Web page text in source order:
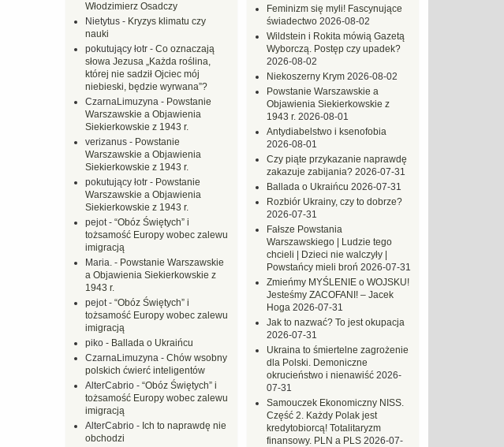
Feminizm się myli! Fascynujące
świadectwo 2026-08-02
Wildstein i Rokita mówią Gazetą
Wyborczą. Postęp czy upadek?
2026-08-02
Niekoszerny Krym 2026-08-02
Powstanie Warszawskie a
Objawienia Siekierkowskie z
1943 r. 2026-08-01
Antydiabelstwo i ksenofobia
2026-08-01
Czy piąte przykazanie naprawdę
zakazuje zabijania? 2026-07-31
Ballada o Ukraińcu 2026-07-31
Rozbiór Ukrainy, czy to dobrze?
2026-07-31
Fałsze Powstania
Warszawskiego | Ludzie tego
chcieli | Dzieci nie walczyły |
Powstańcy mieli broń 2026-07-31
Zmieńmy MYŚLENIE o WOJSKU!
Jesteśmy ZACOFANI! – Jacek
Hoga 2026-07-31
Jak to nazwać? To jest okupacja
2026-07-31
Ukraina to śmiertelne zagrożenie
dla Polski. Demoniczne
okrucieństwo i nienawiść 2026-
07-31
Samouczek Ekonomiczny NISS.
Część 2. Każdy Polak jest
kredytobiorcą! Totalitaryzm
finansowy. PLN a PLS 2026-07-
Włodzimierz Osadczy
Nietytus - Kryzys klimatu czy
nauki
pokutujący łotr - Co oznaczają
słowa Jezusa „Każda roślina,
której nie sadził Ojciec mój
niebieski, będzie wyrwana”?
CzarnaLimuzyna - Powstanie
Warszawskie a Objawienia
Siekierkowskie z 1943 r.
verizanus - Powstanie
Warszawskie a Objawienia
Siekierkowskie z 1943 r.
pokutujący łotr - Powstanie
Warszawskie a Objawienia
Siekierkowskie z 1943 r.
pejot- “Obóz Świętych” i
tożsamość Europy wobec zalewu
imigracją
Maria. - Powstanie Warszawskie
a Objawienia Siekierkowskie z
1943 r.
pejot- “Obóz Świętych” i
tożsamość Europy wobec zalewu
imigracją
piko - Ballada o Ukraińcu
CzarnaLimuzyna - Chów wsobny
polskich ćwierć inteligentów
AlterCabrio - “Obóz Świętych” i
tożsamość Europy wobec zalewu
imigracją
AlterCabrio - Ich to naprawdę nie
obchodzi